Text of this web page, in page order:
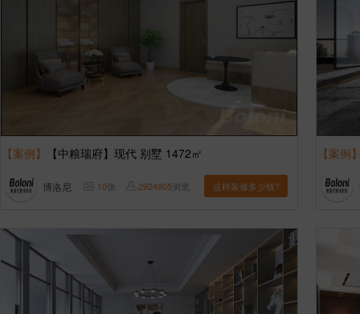
【案例】 【中粮瑞府】现代 别墅 1472㎡
博洛尼 10张 2924805浏览 这样装修多少钱?
【案例